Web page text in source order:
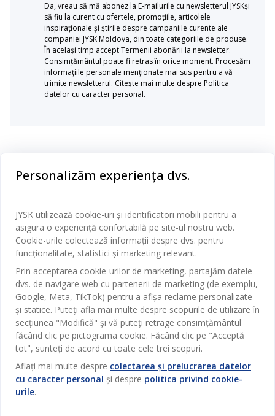
Da, vreau să mă abonez la E-mailurile cu newsletterul JYSKși
să fiu la curent cu ofertele, promoțiile, articolele
inspiraționale și știrile despre campaniile curente ale
companiei JYSK Moldova, din toate categoriile de produse.
În același timp accept Termenii abonării la newsletter.
Consimțământul poate fi retras în orice moment. Procesăm
informațiile personale menționate mai sus pentru a vă
trimite newsletterul. Citește mai multe despre Politica
datelor cu caracter personal.
Baie
Birou
Sufragerie
Bucătărie
Depozitare
Perdele
Grădină
Pentru casă
Outlet
Contact Relații Clienți
Magazine și program
Broșură
Termeni si conditii vânzări online
Garantia prețului
Garanția Produselor
Politica de confidentialitate
Card cadou
JYSK
Despre JYSK
JYSK.com
Presă
Locuri de muncă
Newsletter
Inspirație
SEDIU CENTRAL
TAROL-DD S.R.L. str. Jubiliara, 41A mun. Chișinău, Republica
Moldova
JYSK BUSINESS TO BUSINESS
Vânzări și relații clienți persoane juridice
Telefon: 060 531 531
E-mail: jysk@jysk.md
JYSK RELAȚII CLIENȚI
Contact Relații Clienți
Telefon: 022 022 030
E-mail: support@jysk.md
Urmărește Jysk
Personalizăm experiența dvs.
JYSK utilizează cookie-uri și identificatori mobili pentru a
asigura o experiență confortabilă pe site-ul nostru web.
Cookie-urile colectează informații despre dvs. pentru
funcționalitate, statistici și marketing relevant.
Prin acceptarea cookie-urilor de marketing, partajăm datele
dvs. de navigare web cu partenerii de marketing (de exemplu,
Google, Meta, TikTok) pentru a afișa reclame personalizate
și statice. Puteți afla mai multe despre scopurile de utilizare în
secțiunea "Modifică" și vă puteți retrage consimțământul
făcând clic pe pictograma cookie. Făcând clic pe "Acceptă
tot", sunteți de acord cu toate cele trei scopuri.
Aflați mai multe despre colectarea și prelucrarea datelor
cu caracter personal și despre politica privind cookie-
urile.